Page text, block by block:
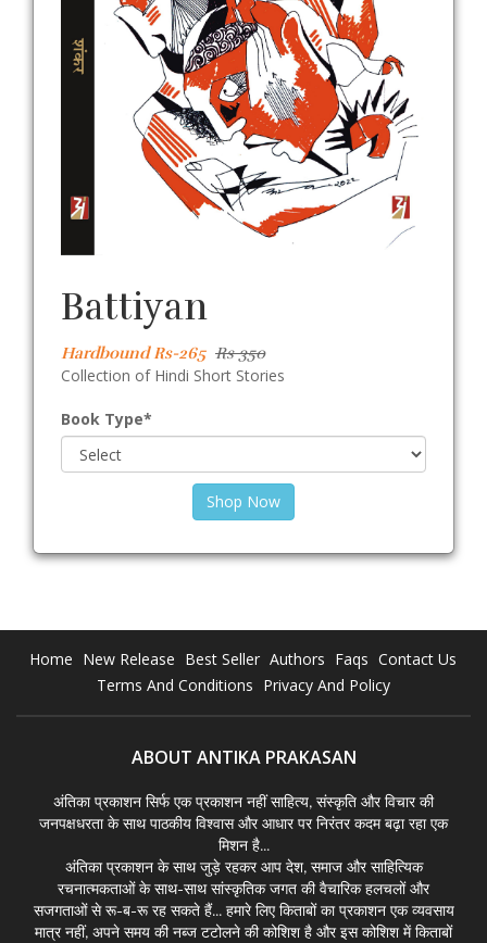
Battiyan
Hardbound Rs-265 Rs 350
Collection of Hindi Short Stories
Book Type*
Shop Now
Home New Release Best Seller Authors Faqs Contact Us
Terms And Conditions Privacy And Policy
ABOUT ANTIKA PRAKASAN
अंतिका प्रकाशन सिर्फ एक प्रकाशन नहीं साहित्य, संस्कृति और विचार की
जनपक्षधरता के साथ पाठकीय विश्वास और आधार पर निरंतर कदम बढ़ा रहा एक
मिशन है...
अंतिका प्रकाशन के साथ जुड़े रहकर आप देश, समाज और साहित्यिक
रचनात्मकताओं के साथ-साथ सांस्कृतिक जगत की वैचारिक हलचलों और
सजगताओं से रू-ब-रू रह सकते हैं... हमारे लिए किताबों का प्रकाशन एक व्यवसाय
मात्र नहीं, अपने समय की नब्ज टटोलने की कोशिश है और इस कोशिश में किताबों